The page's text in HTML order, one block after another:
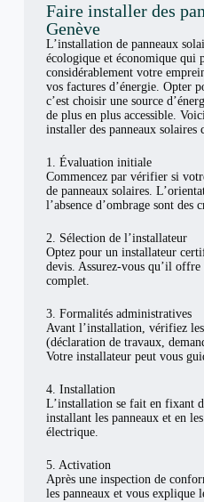
Faire installer des
Genève
L’installation de panneaux
écologique et économique qui
considérablement votre
vos factures d’énergie. Opter
c’est choisir une source
de plus en plus accessible.
installer des panneaux solaires
1. Évaluation initiale
Commencez par vérifier si
de panneaux solaires.
l’absence d’ombrage sont des
2. Sélection de l’installateur
Optez pour un installateur
devis. Assurez-vous qu’il offre
complet.
3. Formalités administratives
Avant l’installation, vérifiez les
(déclaration de travaux,
Votre installateur peut vous
4. Installation
L’installation se fait en fixant
installant les panneaux et en
électrique.
5. Activation
Après une inspection de
les panneaux et vous explique